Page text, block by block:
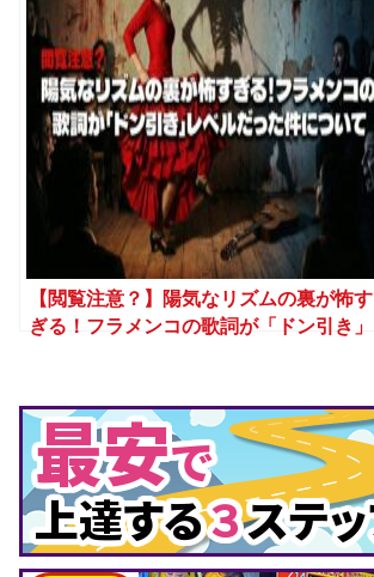
【閲覧注意？】陽気なリズムの裏が怖す
ぎる！フラメンコの歌詞が「ドン引き」